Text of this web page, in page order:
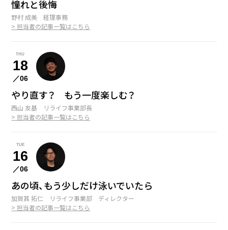
憧れと後悔
野村 成美 経理事務
> 担当者の記事一覧はこちら
THU
18
／06
やり直す？ もう一度楽しむ？
西山 友基 リライフ事業部長
> 担当者の記事一覧はこちら
TUE
16
／06
あの頃、もう少しだけ泳いでいたら
加賀其 拓仁 リライフ事業部 ディレクター
> 担当者の記事一覧はこちら